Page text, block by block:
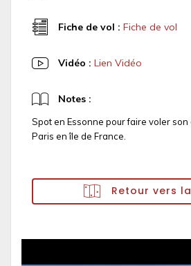
Fiche de vol : Fiche de vol
Vidéo : Lien Vidéo
Notes :
Spot en Essonne pour faire voler
Paris en île de France.
Retour vers